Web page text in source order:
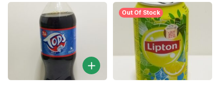
Out Of Stock